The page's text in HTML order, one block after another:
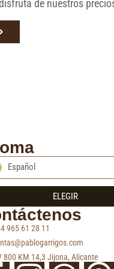
de nuestros
Español
ELEGIR
965 61 28 11
800 KM 14,3 Jijona, Alicante